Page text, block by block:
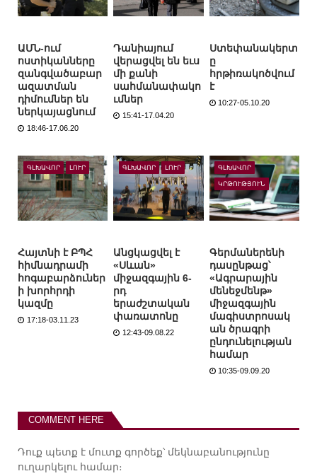
ԱՄՆ-ում
ոստիկանները
զանգվածաբար
ազատման
դիմումներ են
ներկայացնում
18:46-17.06.20
Դանիայում
վերացվել են եւս
մի քանի
սահմանափակո
ւմներ
15:41-17.04.20
Ստեփանակերտ
ը
հրթիռակոծվում
է
10:27-05.10.20
ԳԼԽԱՎՈՐ ԼՈՒՐ
Հայտնի է ԲՊՀ
հիմնադրամի
հոգաբարձուներ
ի խորհրդի
կազմը
17:18-03.11.23
ԳԼԽԱՎՈՐ ԼՈՒՐ
Անցկացվել է
«Սևան»
միջազգային 6-
րդ
երաժշտական
փառատոնը
12:43-09.08.22
ԳԼԽԱՎՈՐ
ԿՐԹՈՒԹՅՈՒՆ
Գերմաներենի
դասընթաց՝
«Ագրարային
մենեջմենթ»
միջազգային
մագիստրոսակ
ան ծրագրի
ընդունելության
համար
10:35-09.09.20
COMMENT HERE
Դուք պետք է մուտք գործեք՝ մեկնաբանությունը
ուղարկելու համար։